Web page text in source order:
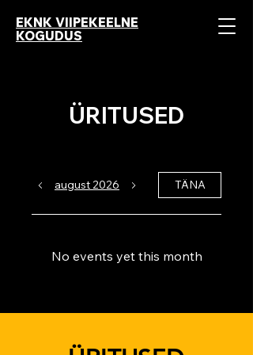
EKNK VIIPEKEELNE
KOGUDUS
ÜRITUSED
august 2026 TÄNA
No events yet this month